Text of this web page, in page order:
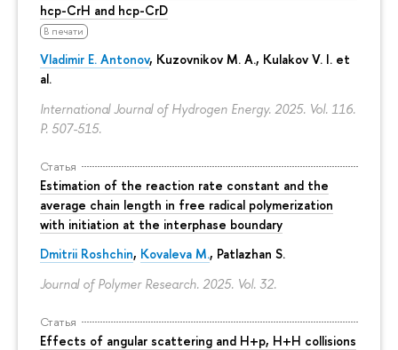
hcp-CrH and hcp-CrD
В печати
Vladimir E. Antonov, Kuzovnikov M. A., Kulakov V. I. et
al.
International Journal of Hydrogen Energy. 2025. Vol. 116.
P. 507-515.
Статья
Estimation of the reaction rate constant and the
average chain length in free radical polymerization
with initiation at the interphase boundary
Dmitrii Roshchin, Kovaleva M., Patlazhan S.
Journal of Polymer Research. 2025. Vol. 32.
Статья
Effects of angular scattering and H+p, H+H collisions